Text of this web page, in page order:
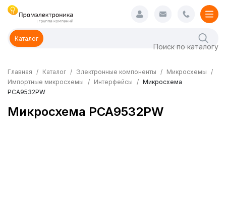
Каталог
Главная Каталог Электронные компоненты
Микросхемы
Импортные микросхемы
Интерфейсы
Микросхема
PCA9532PW
Микросхема PCA9532PW